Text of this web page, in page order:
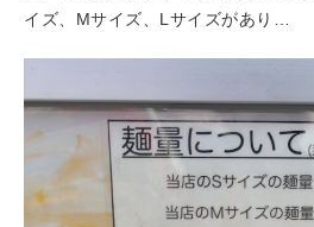
イズ、Mサイズ、Lサイズがあり…